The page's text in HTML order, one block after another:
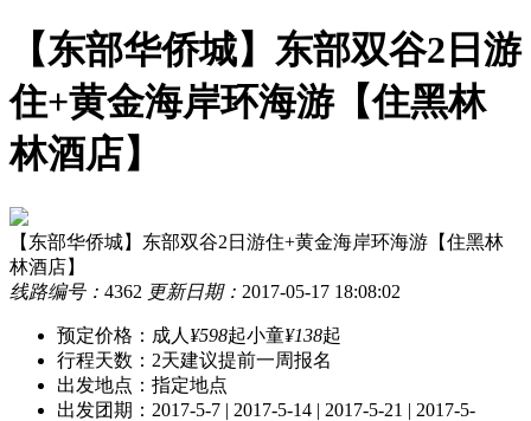
【东部华侨城】东部双谷2日游
住+黄金海岸环海游【住黑林
林酒店】
【东部华侨城】东部双谷2日游住+黄金海岸环海游【住黑林
林酒店】
线路编号： 4362 更新日期： 2017-05-17 18:08:02
预定价格： 成人 ¥598起小童¥138起
行程天数： 2天建议提前一周报名
出发地点：指定地点
出发团期： 2017-5-7 | 2017-5-14 | 2017-5-21 | 2017-5-